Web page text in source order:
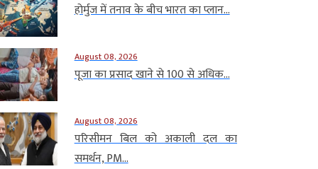
होर्मुज में तनाव के बीच भारत का प्लान...
August 08, 2026
पूजा का प्रसाद खाने से 100 से अधिक...
August 08, 2026
परिसीमन बिल को अकाली दल का
समर्थन, PM...